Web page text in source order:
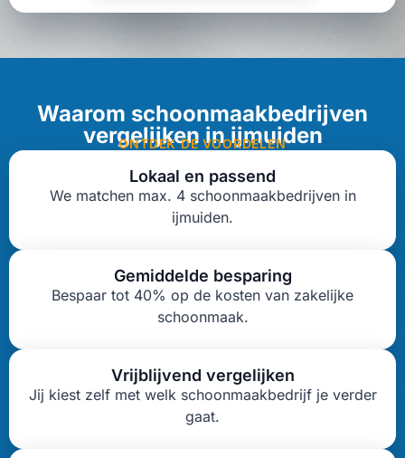
Waarom schoonmaakbedrijven
vergelijken in ijmuiden
ONTDEK DE VOORDELEN
Lokaal en passend
We matchen max. 4 schoonmaakbedrijven in
ijmuiden.
Gemiddelde besparing
Bespaar tot 40% op de kosten van zakelijke
schoonmaak.
Vrijblijvend vergelijken
Jij kiest zelf met welk schoonmaakbedrijf je verder
gaat.